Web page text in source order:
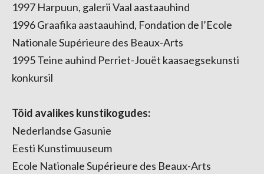
1997 Harpuun, galerii Vaal aastaauhind
1996 Graafika aastaauhind, Fondation de l’Ecole
Nationale Supérieure des Beaux-Arts
1995 Teine auhind Perriet-Jouët kaasaegsekunsti
konkursil
Töid avalikes kunstikogudes:
Nederlandse Gasunie
Eesti Kunstimuuseum
Ecole Nationale Supérieure des Beaux-Arts